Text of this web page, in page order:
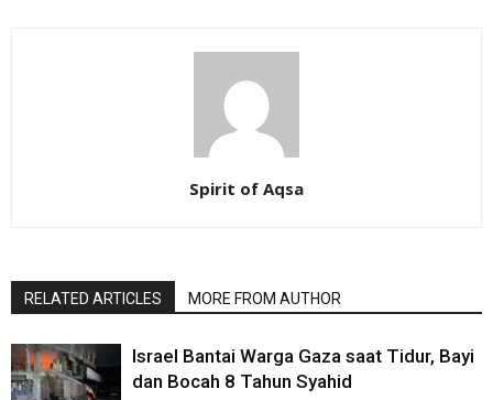
Spirit of Aqsa
RELATED ARTICLES MORE FROM AUTHOR
Israel Bantai Warga Gaza saat Tidur, Bayi
dan Bocah 8 Tahun Syahid